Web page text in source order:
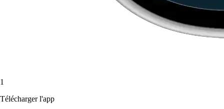
1
Télécharger l'app